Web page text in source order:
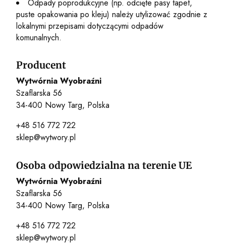
Odpady poprodukcyjne (np. odcięte pasy tapet,
puste opakowania po kleju) należy utylizować zgodnie z
lokalnymi przepisami dotyczącymi odpadów
komunalnych.
Producent
Wytwórnia Wyobraźni
Szaflarska 56
34-400 Nowy Targ, Polska
+48 516 772 722
sklep@wytwory.pl
Osoba odpowiedzialna na terenie UE
Wytwórnia Wyobraźni
Szaflarska 56
34-400 Nowy Targ, Polska
+48 516 772 722
sklep@wytwory.pl